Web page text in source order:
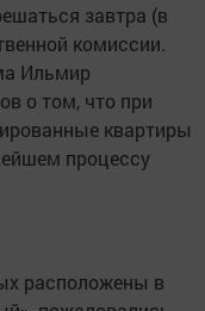
завтра (в
комиссии.
Ильмир
о том, что при
квартиры
процессу
расположены в